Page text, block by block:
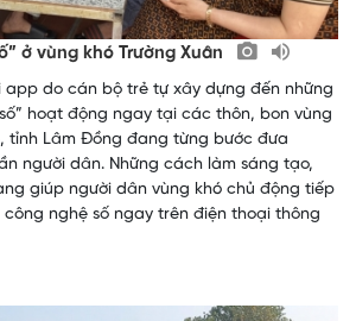
ở vùng khó Trường Xuân
app do cán bộ trẻ tự xây dựng đến những
hoạt động ngay tại các thôn, bon vùng
tỉnh Lâm Đồng đang từng bước đưa
người dân. Những cách làm sáng tạo,
giúp người dân vùng khó chủ động tiếp
nghệ số ngay trên điện thoại thông